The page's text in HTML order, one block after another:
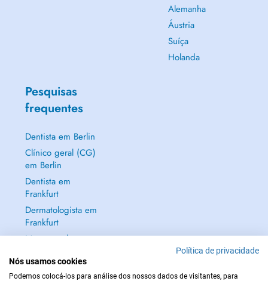
Alemanha
Áustria
Suíça
Holanda
Pesquisas
frequentes
Dentista em Berlin
Clínico geral (CG)
em Berlin
Dentista em
Frankfurt
Dermatologista em
Frankfurt
Mostrar tudo →
Política de privacidade
Nós usamos cookies
Podemos colocá-los para análise dos nossos dados de visitantes, para